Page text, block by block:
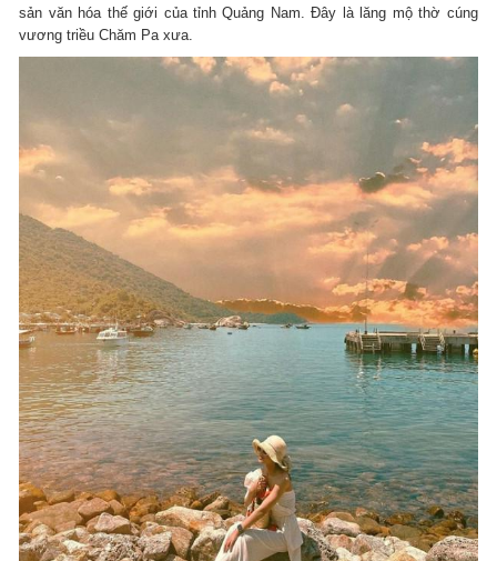
sản văn hóa thế giới của tỉnh Quảng Nam. Đây là lăng mộ thờ cúng
vương triều Chăm Pa xưa.